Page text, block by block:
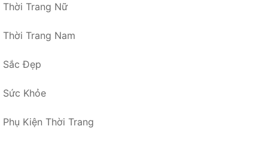
Thời Trang Nữ
Thời Trang Nam
Sắc Đẹp
Sức Khỏe
Phụ Kiện Thời Trang